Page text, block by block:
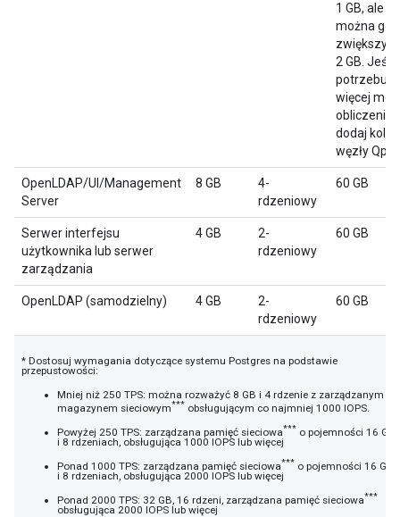
1 GB, ale
można go
zwiększyć
2 GB. Jeśli
więcej
dodaj
węzły Qpid.
OpenLDAP/UI/Management
Server
8 GB
4-
rdzeniowy
60 GB
Serwer interfejsu
użytkownika lub serwer
zarządzania
4 GB
2-
rdzeniowy
60 GB
OpenLDAP (samodzielny) 4 GB
2-
rdzeniowy
60 GB
* Dostosuj wymagania dotyczące systemu Postgres na podstawie
przepustowości:
Mniej niż 250 TPS: można rozważyć 8 GB i 4 rdzenie z zarządzanym
magazynem sieciowym*** obsługującym co najmniej 1000 IOPS.
Powyżej 250 TPS: zarządzana pamięć sieciowa*** o pojemności 16 GB
i 8 rdzeniach, obsługująca 1000 IOPS lub więcej
Ponad 1000 TPS: zarządzana pamięć sieciowa*** o pojemności 16 GB
i 8 rdzeniach, obsługująca 2000 IOPS lub więcej
Ponad 2000 TPS: 32 GB, 16 rdzeni, zarządzana pamięć sieciowa***
obsługująca 2000 IOPS lub więcej